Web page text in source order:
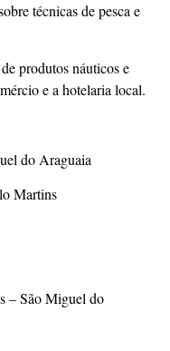
técnicas de pesca e
produtos náuticos e
e a hotelaria local.
do Araguaia
Martins
– São Miguel do